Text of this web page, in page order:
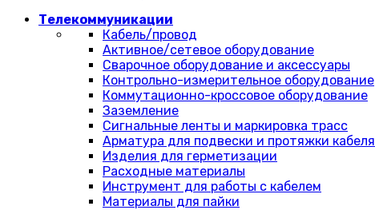
Телекоммуникации
Кабель/провод
Активное/сетевое оборудование
Сварочное оборудование и аксессуары
Контрольно-измерительное оборудование
Коммутационно-кроссовое оборудование
Заземление
Сигнальные ленты и маркировка трасс
Арматура для подвески и протяжки кабеля
Изделия для герметизации
Расходные материалы
Инструмент для работы с кабелем
Материалы для пайки